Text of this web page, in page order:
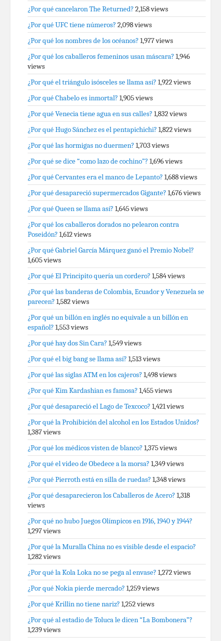
¿Por qué cancelaron The Returned? 2,158 views
¿Por qué UFC tiene números? 2,098 views
¿Por qué los nombres de los océanos? 1,977 views
¿Por qué los caballeros femeninos usan máscara? 1,946
views
¿Por qué el triángulo isósceles se llama así? 1,922 views
¿Por qué Chabelo es inmortal? 1,905 views
¿Por qué Venecia tiene agua en sus calles? 1,832 views
¿Por qué Hugo Sánchez es el pentapichichi? 1,822 views
¿Por qué las hormigas no duermen? 1,703 views
¿Por qué se dice “como lazo de cochino”? 1,696 views
¿Por qué Cervantes era el manco de Lepanto? 1,688 views
¿Por qué desapareció supermercados Gigante? 1,676 views
¿Por qué Queen se llama así? 1,645 views
¿Por qué los caballeros dorados no pelearon contra
Poseidón? 1,612 views
¿Por qué Gabriel García Márquez ganó el Premio Nobel?
1,605 views
¿Por qué El Principito quería un cordero? 1,584 views
¿Por qué las banderas de Colombia, Ecuador y Venezuela se
parecen? 1,582 views
¿Por qué un billón en inglés no equivale a un billón en
español? 1,553 views
¿Por qué hay dos Sin Cara? 1,549 views
¿Por qué el big bang se llama así? 1,513 views
¿Por qué las siglas ATM en los cajeros? 1,498 views
¿Por qué Kim Kardashian es famosa? 1,455 views
¿Por qué desapareció el Lago de Texcoco? 1,421 views
¿Por qué la Prohibición del alcohol en los Estados Unidos?
1,387 views
¿Por qué los médicos visten de blanco? 1,375 views
¿Por qué el video de Obedece a la morsa? 1,349 views
¿Por qué Pierroth está en silla de ruedas? 1,348 views
¿Por qué desaparecieron los Caballeros de Acero? 1,318
views
¿Por qué no hubo Juegos Olímpicos en 1916, 1940 y 1944?
1,297 views
¿Por qué la Muralla China no es visible desde el espacio?
1,282 views
¿Por qué la Kola Loka no se pega al envase? 1,272 views
¿Por qué Nokia pierde mercado? 1,259 views
¿Por qué Krillin no tiene nariz? 1,252 views
¿Por qué al estadio de Toluca le dicen “La Bombonera”?
1,239 views